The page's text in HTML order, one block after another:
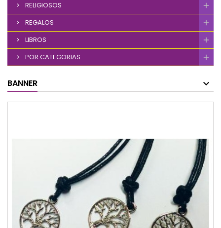
RELIGIOSOS
REGALOS
LIBROS
POR CATEGORIAS
BANNER